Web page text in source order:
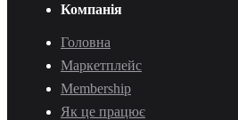
Компанія
Головна
Маркетплейс
Membership
Як це працює